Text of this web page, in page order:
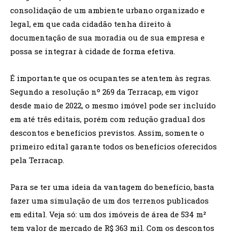
consolidação de um ambiente urbano organizado e
legal, em que cada cidadão tenha direito à
documentação de sua moradia ou de sua empresa e
possa se integrar à cidade de forma efetiva.
É importante que os ocupantes se atentem às regras.
Segundo a resolução nº 269 da Terracap, em vigor
desde maio de 2022, o mesmo imóvel pode ser incluído
em até três editais, porém com redução gradual dos
descontos e benefícios previstos. Assim, somente o
primeiro edital garante todos os benefícios oferecidos
pela Terracap.
Para se ter uma ideia da vantagem do benefício, basta
fazer uma simulação de um dos terrenos publicados
em edital. Veja só: um dos imóveis de área de 534 m²
tem valor de mercado de R$ 363 mil. Com os descontos